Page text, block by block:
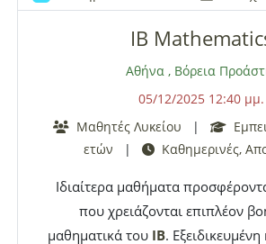
πανεπιστήμια του εξωτερικού
Baccalaureate (
IB ), A-Level
SAT, IMAT. Μαθήματα υπεύθυνα,
διαμορφωμένα σύμφωνα με τις
μαθητή και τον τρόπο με τον
αφομοιώνει αποτελεσματικότερα.
Math (P1, P2, P3, P4, S1, S2, M1,
International Math (Core και
IB
Αθήνα, Βόρεια
05/12/2025 12:40 μμ.
Μαθητές Λυκείου
|
ετών
| Καθημερινές,
Ιδιαίτερα μαθήματα
που χρειάζονται επιπλέον
μαθηματικά του IB.